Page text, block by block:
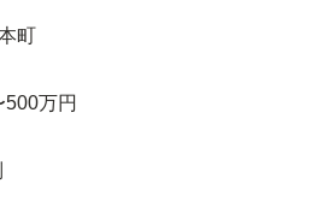
町
万円